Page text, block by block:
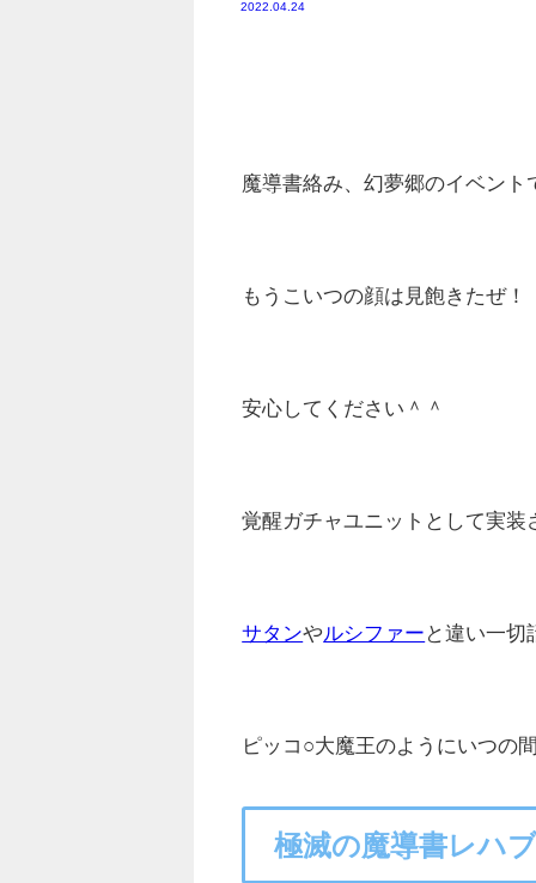
2022.04.24
魔導書絡み、幻夢郷のイベン
もうこいつの顔は見飽きたぜ！
安心してください＾＾
覚醒ガチャユニットとして実
サタンやルシファー と違い一切
ピッコ○大魔王のようにいつの
極滅の魔導書レハ